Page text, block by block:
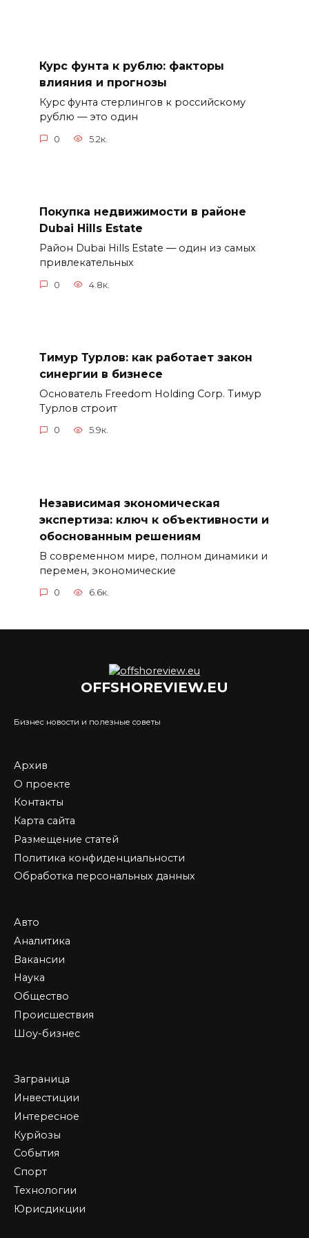
Курс фунта к рублю: факторы
влияния и прогнозы
Курс фунта стерлингов к российскому
рублю — это один
0 5.2к.
Покупка недвижимости в районе
Dubai Hills Estate
Район Dubai Hills Estate — один из самых
привлекательных
0 4.8к.
Тимур Турлов: как работает закон
синергии в бизнесе
Основатель Freedom Holding Corp. Тимур
Турлов строит
0 5.9к.
Независимая экономическая
экспертиза: ключ к объективности и
обоснованным решениям
В современном мире, полном динамики и
перемен, экономические
0 6.6к.
OFFSHOREVIEW.EU
Бизнес новости и полезные советы
Архив
О проекте
Контакты
Карта сайта
Размещение статей
Политика конфиденциальности
Обработка персональных данных
Авто
Аналитика
Вакансии
Наука
Общество
Происшествия
Шоу-бизнес
Заграница
Инвестиции
Интересное
Курйозы
События
Спорт
Технологии
Юрисдикции